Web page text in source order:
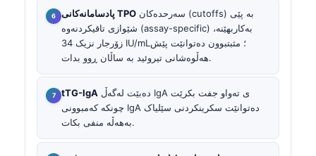
پادسامانەکانى TPO
شێوازی تاقیکردنەوە (assay-specific) بەکاربهێنە،
زۆرجار نزیک 34 IU/mL؛ مثبتبوون دەتوانێت پێش
هەڵوەشانی تیروئید بە ساڵان ڕوو بدات.
tTG-IgA
چونکە کەمبوونی IgA دەتوانێت سکرینکردنی سێلیاک
بەهەڵە منفی بکات.